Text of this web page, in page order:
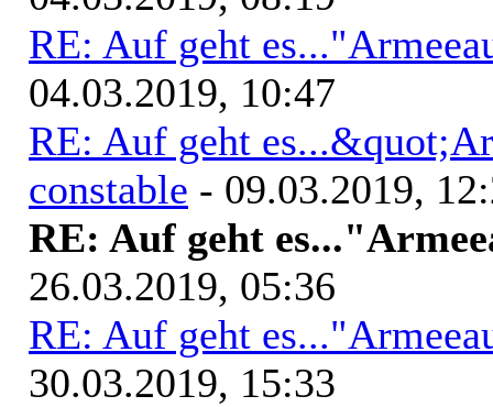
RE: Auf geht
04.03.2019, 10:47
RE: Auf geht
constable - 09.03.2019,
RE: Auf geht
26.03.2019, 05:36
RE: Auf geht
30.03.2019, 15:33